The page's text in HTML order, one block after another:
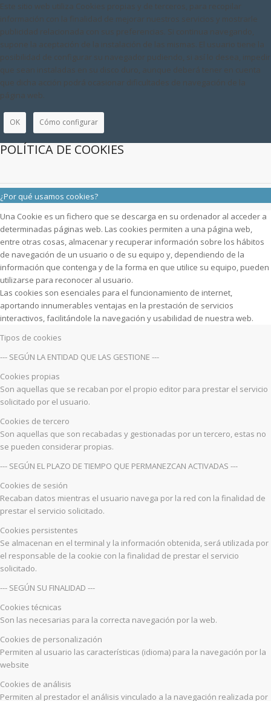
Este sitio web utiliza Cookies propias y de terceros, para recopilar
información con la finalidad de mejorar nuestros servicios y mostrarle
publicidad relacionada con sus preferencias. Si continua navegando,
supone la aceptación de la instalación de las mismas. El usuario tiene la
posibilidad de configurar su navegador pudiendo, si así lo desea, impedir
que sean instaladas en su disco duro, aunque deberá tener en cuenta
que dicha acción podrá ocasionar dificultades de navegación de la
página web.
OK Cómo configurar
POLÍTICA DE COOKIES
¿Por qué usamos cookies?
Una Cookie es un fichero que se descarga en su ordenador al acceder a
determinadas páginas web. Las cookies permiten a una página web,
entre otras cosas, almacenar y recuperar información sobre los hábitos
de navegación de un usuario o de su equipo y, dependiendo de la
información que contenga y de la forma en que utilice su equipo, pueden
utilizarse para reconocer al usuario.
Las cookies son esenciales para el funcionamiento de internet,
aportando innumerables ventajas en la prestación de servicios
interactivos, facilitándole la navegación y usabilidad de nuestra web.
Tipos de cookies
--- SEGÚN LA ENTIDAD QUE LAS GESTIONE ---
Cookies propias
Son aquellas que se recaban por el propio editor para prestar el servicio
solicitado por el usuario.
Cookies de tercero
Son aquellas que son recabadas y gestionadas por un tercero, estas no
se pueden considerar propias.
--- SEGÚN EL PLAZO DE TIEMPO QUE PERMANEZCAN ACTIVADAS ---
Cookies de sesión
Recaban datos mientras el usuario navega por la red con la finalidad de
prestar el servicio solicitado.
Cookies persistentes
Se almacenan en el terminal y la información obtenida, será utilizada por
el responsable de la cookie con la finalidad de prestar el servicio
solicitado.
--- SEGÚN SU FINALIDAD ---
Cookies técnicas
Son las necesarias para la correcta navegación por la web.
Cookies de personalización
Permiten al usuario las características (idioma) para la navegación por la
website
Cookies de análisis
Permiten al prestador el análisis vinculado a la navegación realizada por